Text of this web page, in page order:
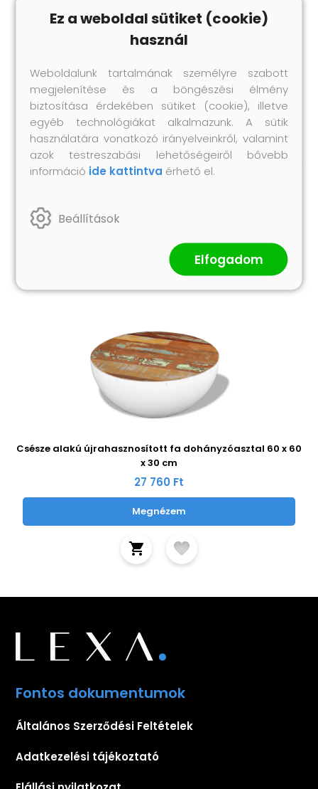
Használhatóak külön vagy akár egymásba is
A szállítás tartalma:
1 db magas asztal
2 db alacsony asztal
Csésze alakú újrahasznosított fa dohányzóasztal 60 x 60
x 30 cm
27 760 Ft
Megnézem
Fontos dokumentumok
Általános Szerződési Feltételek
Adatkezelési tájékoztató
Ez a weboldal sütiket (cookie)
használ
Weboldalunk tartalmának személyre szabott
megjelenítése és a böngészési élmény
biztosítása érdekében sütiket (cookie), illetve
egyéb technológiákat alkalmazunk. A sütik
használatára vonatkozó irányelveinkről, valamint
azok testreszabási lehetőségeiről bővebb
információ ide kattintva érhető el.
Beállítások
Elfogadom